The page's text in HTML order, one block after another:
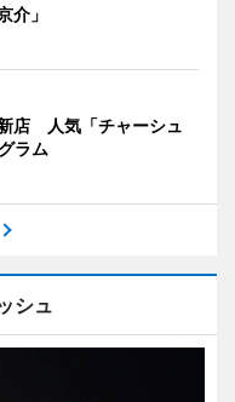
介」
店 人気「チャーシュ
ラム
シュ